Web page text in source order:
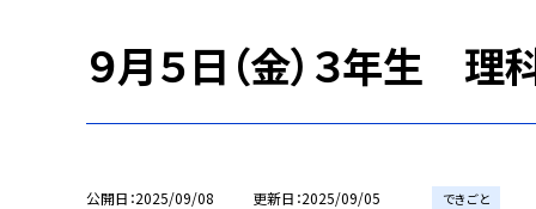
９月５日（金）３年生 理
公開日 2025/09/08 更新日 2025/09/05 できごと